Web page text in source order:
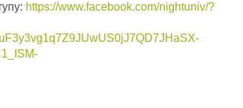
https://www.facebook.com/nightuniv/?